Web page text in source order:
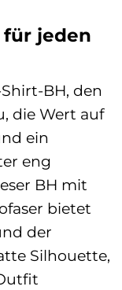
jeden
Shirt-BH, den
die Wert auf
ein
eng
BH mit
bietet
der
Silhouette,